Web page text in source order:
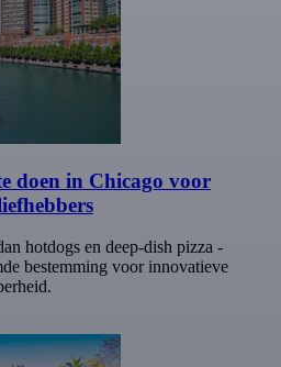
doen in Chicago voor
hotdogs en deep-dish pizza -
bestemming voor innovatieve